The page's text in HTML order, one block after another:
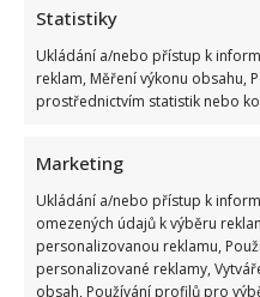
Statistiky
Ukládání a/nebo přístup k
reklam, Měření výkonu obsahu,
prostřednictvím statistik nebo
Marketing
Ukládání a/nebo přístup k
omezených údajů k výběru
personalizovanou reklamu,
personalizované reklamy,
obsah, Používání profilů pro